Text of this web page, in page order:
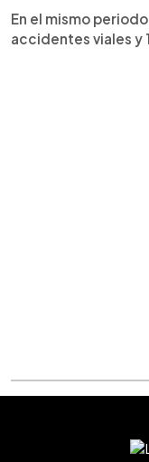
En el mismo
accidentes viales y